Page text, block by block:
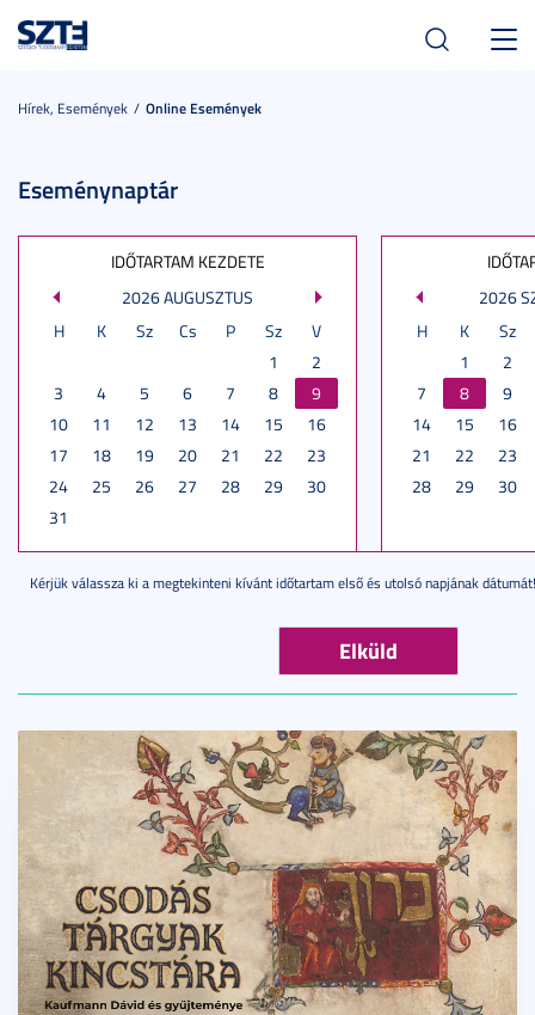
Hírek, Események Online Események
Eseménynaptár
IDŐTARTAM KEZDETE
2026 AUGUSZTUS
H
K Sz Cs P Sz
V
1
2
3
4 5 6 7 8
9
10
11 12 13 14 15
16
17
18 19 20 21 22
23
24
25 26 27 28 29
30
31
2026
H
K
Sz
1
2
7
8
9
14
15
16
21
22
23
28
29 30
Kérjük válassza ki a megtekinteni kívánt időtartam első és utolsó napjának dátumát!